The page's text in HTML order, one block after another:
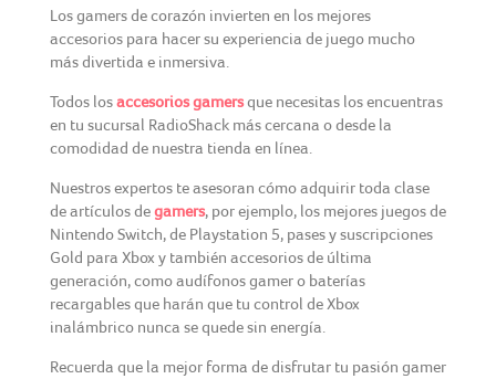
Los gamers de corazón invierten en los mejores
accesorios para hacer su experiencia de juego mucho
más divertida e inmersiva.
Todos losaccesorios gamersque necesitas los encuentras
en tu sucursal RadioShack más cercana o desde la
comodidad de nuestra tienda en línea.
Nuestros expertos te asesoran cómo adquirir toda clase
de artículos degamers, por ejemplo, los mejores juegos de
Nintendo Switch, de Playstation 5, pases y suscripciones
Gold para Xbox y también accesorios de última
generación, como audífonos gamer o baterías
recargables que harán que tu control de Xbox
inalámbrico nunca se quede sin energía.
Recuerda que la mejor forma de disfrutar tu pasión gamer